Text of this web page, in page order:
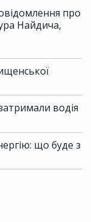
про
Найдича,
водія
що буде з